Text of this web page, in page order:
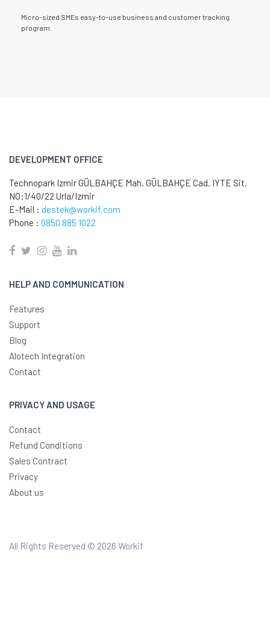
Micro-sized SMEs easy-to-use business and customer tracking
program.
DEVELOPMENT OFFICE
Technopark Izmir GÜLBAHÇE Mah. GÜLBAHÇE Cad. IYTE Sit.
NO:1/40/22 Urla/Izmir
E-Mail : destek@workif.com
Phone : 0850 885 1022
HELP AND COMMUNICATION
Features
Support
Blog
Alotech Integration
Contact
PRIVACY AND USAGE
Contact
Refund Conditions
Sales Contract
Privacy
About us
All Rights Reserved © 2026 Workif